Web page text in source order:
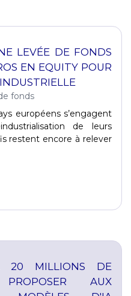
LEVÉE DE FONDS
EN EQUITY POUR
fonds
européens s’engagent
de leurs
restent encore à relever
20 MILLIONS DE
AUX